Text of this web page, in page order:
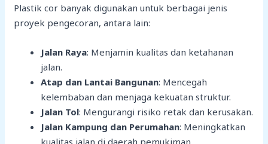
Plastik cor banyak digunakan untuk berbagai jenis
proyek pengecoran, antara lain:
Jalan Raya: Menjamin kualitas dan ketahanan
jalan.
Atap dan Lantai Bangunan: Mencegah
kelembaban dan menjaga kekuatan struktur.
Jalan Tol: Mengurangi risiko retak dan kerusakan.
Jalan Kampung dan Perumahan: Meningkatkan